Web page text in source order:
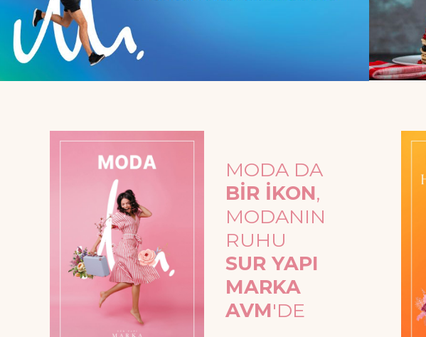
MODA DA
BİR İKON,
MODANIN
RUHU
SUR YAPI
MARKA
AVM'DE